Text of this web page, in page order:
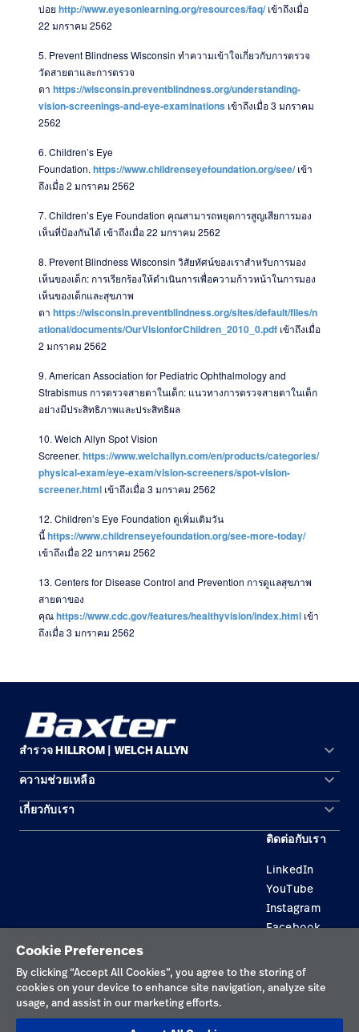
บ่อย http://www.eyesonlearning.org/resources/faq/เข้าถึงเมื่อ
22 มกราคม 2562
5. Prevent Blindness Wisconsin ทำความเข้าใจเกี่ยวกับการตรวจ
วัดสายตาและการตรวจ
ตา https://wisconsin.preventblindness.org/understanding-
vision-screenings-and-eye-examinations เข้าถึงเมื่อ 3 มกราคม
2562
6. Children’s Eye
Foundation. https://www.childrenseyefoundation.org/see/เข้า
ถึงเมื่อ 2 มกราคม 2562
7. Children’s Eye Foundation คุณสามารถหยุดการสูญเสียการมอง
เห็นที่ป้องกันได้ เข้าถึงเมื่อ 22 มกราคม 2562
8. Prevent Blindness Wisconsin วิสัยทัศน์ของเราสำหรับการมอง
เห็นของเด็ก: การเรียกร้องให้ดำเนินการเพื่อความก้าวหน้าในการมอง
เห็นของเด็กและสุขภาพ
ตา https://wisconsin.preventblindness.org/sites/default/files/n
ational/documents/OurVisionforChildren_2010_0.pdf เข้าถึงเมื่อ
2 มกราคม 2562
9. American Association for Pediatric Ophthalmology and
Strabismus การตรวจสายตาในเด็ก: แนวทางการตรวจสายตาในเด็ก
อย่างมีประสิทธิภาพและประสิทธิผล
10. Welch Allyn Spot Vision
Screener. https://www.welchallyn.com/en/products/categories/
physical-exam/eye-exam/vision-screeners/spot-vision-
screener.html เข้าถึงเมื่อ 3 มกราคม 2562
12. Children’s Eye Foundation ดูเพิ่มเติมวัน
นี้https://www.childrenseyefoundation.org/see-more-today/
เข้าถึงเมื่อ 22 มกราคม 2562
13. Centers for Disease Control and Prevention การดูแลสุขภาพ
สายตาของ
คุณhttps://www.cdc.gov/features/healthyvision/index.html เข้า
ถึงเมื่อ 3 มกราคม 2562
สำรวจ HILLROM | WELCH ALLYN keyboard_arrow_down
พื้นที่การแก้ปัญหา
ผลิตภัณฑ์
ความช่วยเหลือ keyboard_arrow_down
ติดต่อเรา
เกี่ยวกับเรา keyboard_arrow_down
ติดต่อกับเรา
LinkedIn
YouTube
Instagram
Facebook
นโยบายความเป็นส่วนตัว
ข้อกำหนดการใช้งาน
การเปิดเผยข้อมูลอย่างมีความรับผิดชอบ
Cookie Preferences
By clicking “Accept All Cookies”, you agree to the storing of
cookies on your device to enhance site navigation, analyze site
usage, and assist in our marketing efforts.